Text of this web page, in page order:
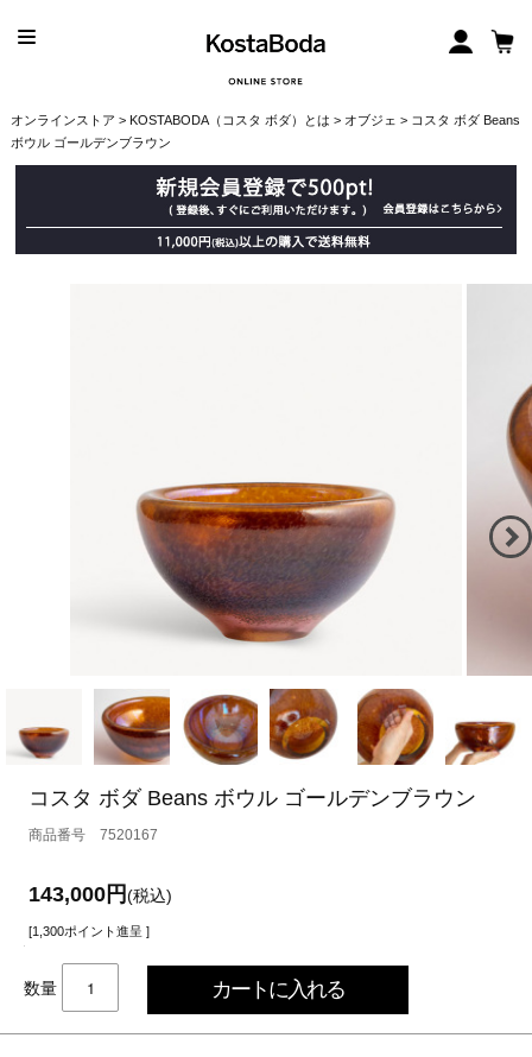
オンラインストア > KOSTABODA（コスタ ボダ）とは > オブジェ > コスタ ボダ Beans
ボウル ゴールデンブラウン
コスタ ボダ Beans ボウル ゴールデンブラウン
7520167
143,000円(税込)
[1,300ポイント進呈 ]
数量